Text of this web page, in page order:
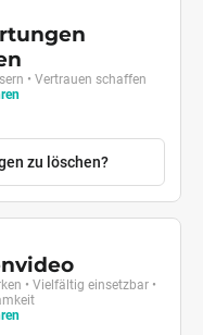
• Vertrauen schaffen
zu löschen?
• Vielfältig einsetzbar •